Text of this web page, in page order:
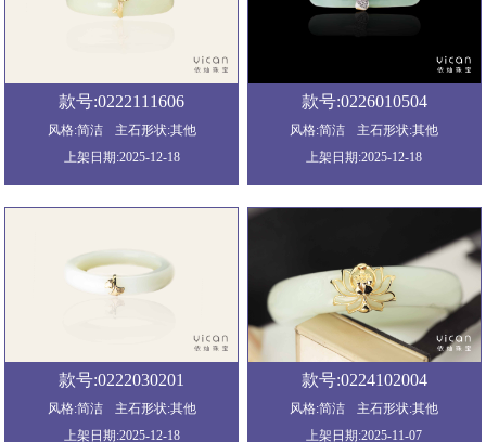
款号:0222111606
风格:简洁
主石形状:其他
上架日期:2025-12-18
款号:0226010504
风格:简洁
主石形状:其他
上架日期:2025-12-18
款号:0222030201
风格:简洁
主石形状:其他
上架日期:2025-12-18
款号:0224102004
风格:简洁
主石形状:其他
上架日期:2025-11-07